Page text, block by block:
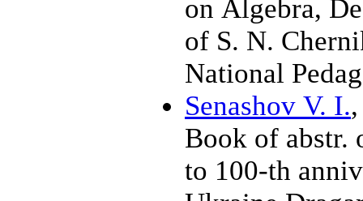
on Algebra,
of S. N.
National
Senashov V. I.
Book of abstr.
to 100-th